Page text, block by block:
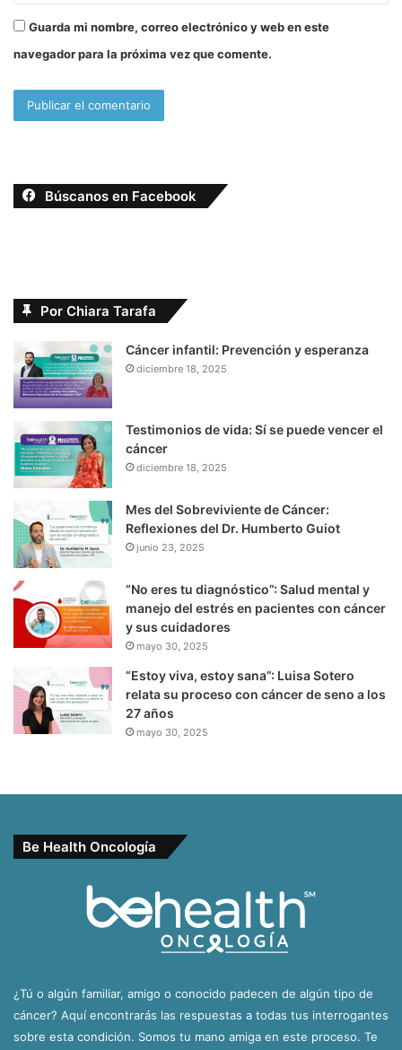
Guarda mi nombre, correo electrónico y web en este
navegador para la próxima vez que comente.
Búscanos en Facebook
Por Chiara Tarafa
Cáncer infantil: Prevención y esperanza
diciembre 18, 2025
Testimonios de vida: Sí se puede vencer el
cáncer
diciembre 18, 2025
Mes del Sobreviviente de Cáncer:
Reflexiones del Dr. Humberto Guiot
junio 23, 2025
“No eres tu diagnóstico”: Salud mental y
manejo del estrés en pacientes con cáncer
y sus cuidadores
mayo 30, 2025
“Estoy viva, estoy sana”: Luisa Sotero
relata su proceso con cáncer de seno a los
27 años
mayo 30, 2025
Be Health Oncología
¿Tú o algún familiar, amigo o conocido padecen de algún tipo de
cáncer? Aquí encontrarás las respuestas a todas tus interrogantes
sobre esta condición. Somos tu mano amiga en este proceso. Te